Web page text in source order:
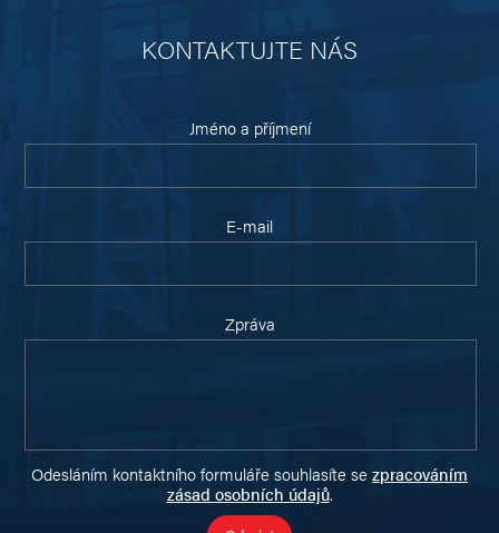
KONTAKTUJTE NÁS
Jméno a příjmení
E-mail
Zpráva
Odesláním kontaktního formuláře souhlasíte se zpracováním
zásad osobních údajů.